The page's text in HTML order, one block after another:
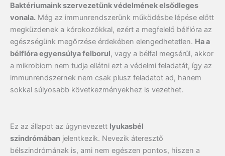
Baktériumaink szervezetünk védelmének elsődleges
vonala. Még az immunrendszerünk működésbe lépése előtt
megküzdenek a kórokozókkal, ezért a megfelelő bélflóra az
egészségünk megőrzése érdekében elengedhetetlen. Ha a
bélflóra egyensúlya felborul, vagy a bélfal megsérül, akkor
a mikrobiom nem tudja ellátni ezt a védelmi feladatát, így az
immunrendszernek nem csak plusz feladatot ad, hanem
sokkal súlyosabb következményekhez is vezethet.
Ez az állapot az úgynevezett lyukasbél
szindrómában jelentkezik. Nevezik áteresztő
bélszindrómának is, ami nem egészen pontos, hiszen a